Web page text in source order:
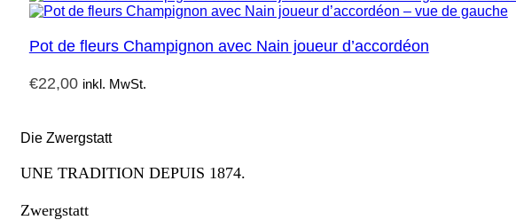
Pot de fleurs Champignon avec Nain joueur d’accordéon
€22,00 inkl. MwSt.
Die Zwergstatt
UNE TRADITION DEPUIS 1874.
Zwergstatt